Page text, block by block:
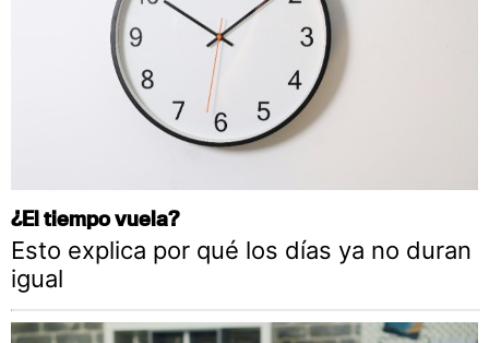
¿El tiempo vuela?
Esto explica por qué los días ya no duran
igual